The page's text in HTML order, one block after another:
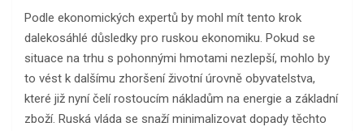
Podle ekonomických expertů by mohl mít tento krok
dalekosáhlé důsledky pro ruskou ekonomiku. Pokud se
situace na trhu s pohonnými hmotami nezlepší, mohlo by
to vést k dalšímu zhoršení životní úrovně obyvatelstva,
které již nyní čelí rostoucím nákladům na energie a základní
zboží. Ruská vláda se snaží minimalizovat dopady těchto